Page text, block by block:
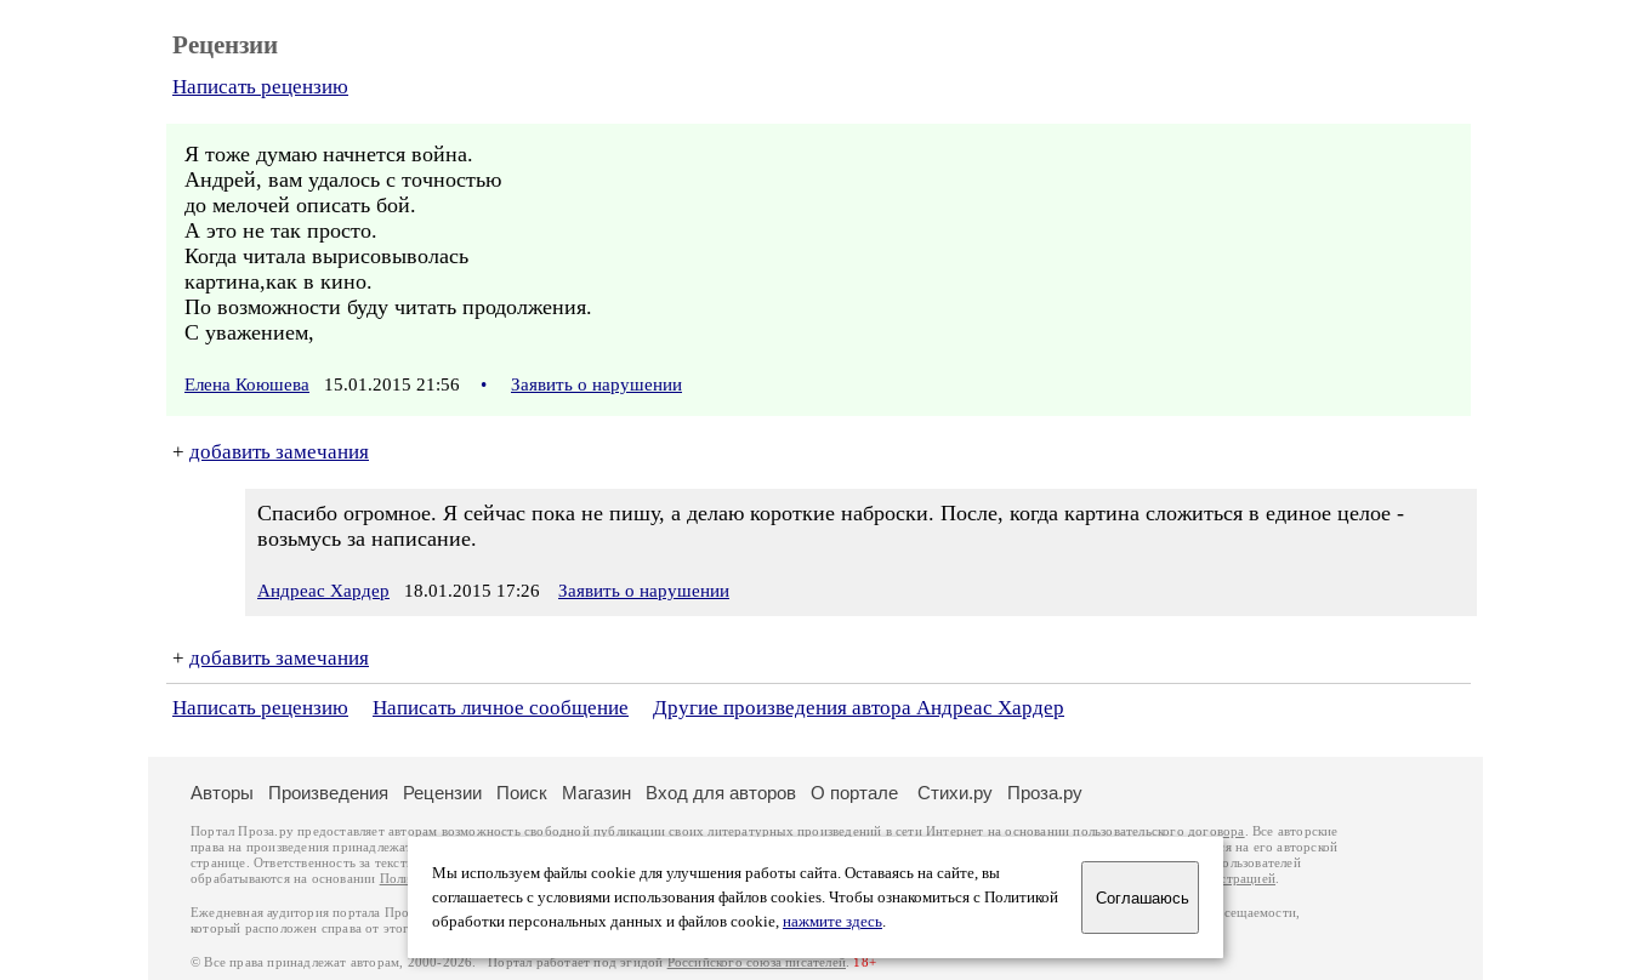
Рецензии
Написать рецензию
Я тоже думаю начнется война.
Андрей, вам удалось с точностью
до мелочей описать бой.
А это не так просто.
Когда читала вырисовыволась
картина,как в кино.
По возможности буду читать продолжения.
С уважением,
Елена Коюшева 15.01.2015 21:56 • Заявить о нарушении
+ добавить замечания
Спасибо огромное. Я сейчас пока не пишу, а делаю короткие наброски. После, когда картина сложиться в единое целое -
возьмусь за написание.
Андреас Хардер 18.01.2015 17:26 Заявить о нарушении
+ добавить замечания
Написать рецензию Написать личное сообщение Другие произведения автора Андреас Хардер
Мы используем файлы cookie для улучшения работы сайта. Оставаясь на сайте, вы
соглашаетесь с условиями использования файлов cookies. Чтобы ознакомиться с Политикой
обработки персональных данных и файлов cookie, нажмите здесь.
Соглашаюсь
Авторы Произведения Рецензии Поиск Магазин Вход для авторов О портале Стихи.ру Проза.ру
Портал Проза.ру предоставляет авторам возможность свободной публикации своих литературных произведений в сети Интернет на основаниипользовательского договора
. Все авторские
права на произведения принадлежат авторам и охраняются
. Перепечатка произведений возможна только с согласия его автора, к которому вы можете обратиться на его авторской
странице. Ответственность за тексты произведений авторы несут самостоятельно на основании
законодательства Российской Федерации. Данные пользователей
обрабатываются на основании Политики обработки персональных данных. Вы также можете посмотреть более подробнуюинформацию о портале связаться с администрацией
Ежедневная аудитория портала Проза.ру – порядка 100 тысяч посетителей, которые в общей сумме просматривают более полумиллиона страниц по данным счетчика посещаемости,
который расположен справа от этого текста. В каждой графе указано по две цифры: количество просмотров и количество посетителей.
© Все права принадлежат авторам, 2000-2026. Портал работает под эгидойРоссийского союза писателей.18+